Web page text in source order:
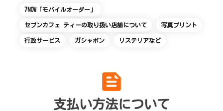
チケット
スポーツ振興くじ
ご利用可能なお支払い方法
各種料金のお支払い
クリーニング俱楽部（店舗限定）
イープラス
CNプレイガイド
ユニクロオンラインストア
タワーレコード
セブン-イレブンの横顔
報告書ライブラリー
サステナビリティニュース
7NOW「モバイルオーダー」
セブンカフェ ティーの取り扱い店舗について 写真プリント
行政サービス ガシャポン リステリアなど
feed
支払い方法について